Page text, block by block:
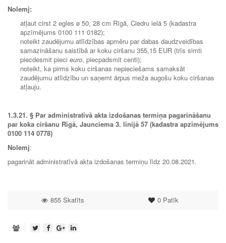
Nolemj:
atļaut cirst 2 egles ø 50, 28 cm Rīgā, Ciedru ielā 5 (kadastra
apzīmējums 0100 111 0182);
noteikt zaudējumu atlīdzības apmēru par dabas daudzveidības
samazināšanu saistībā ar koku ciršanu 355,15 EUR (trīs simti
piecdesmit pieci euro, piecpadsmit centi);
noteikt, ka pirms koku ciršanas nepieciešams samaksāt
zaudējumu atlīdzību un saņemt ārpus meža augošu koku ciršanas
atļauju.
1.3.21. § Par administratīvā akta izdošanas termiņa pagarināšanu
par koka ciršanu Rīgā, Jaunciema 3. līnijā 57 (kadastra apzīmējums
0100 114 0778)
Nolemj:
pagarināt administratīvā akta izdošanas termiņu līdz 20.08.2021.
0Patīk
855 Skatīts